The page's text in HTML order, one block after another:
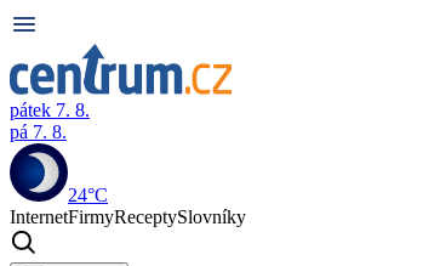
pátek 7. 8.
pá 7. 8.
24°C
InternetFirmyReceptySlovníky